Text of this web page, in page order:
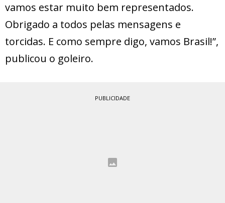
vamos estar muito bem representados.
Obrigado a todos pelas mensagens e
torcidas. E como sempre digo, vamos Brasil!”,
publicou o goleiro.
PUBLICIDADE